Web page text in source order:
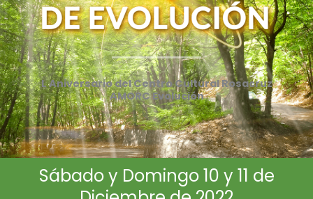
L Aniversario del Centro Cultural Rosacruz
AMORC Evolución
Sábado y Domingo 10 y 11 de